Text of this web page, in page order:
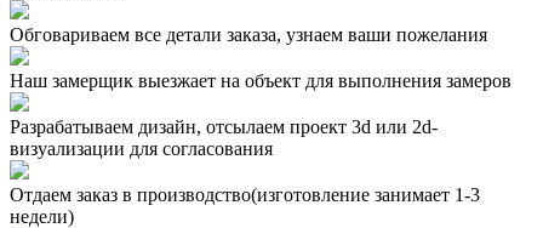
Обговариваем все детали заказа, узнаем ваши пожелания
Наш замерщик выезжает на объект для выполнения замеров
Разрабатываем дизайн, отсылаем проект 3d или 2d-
визуализации для согласования
Отдаем заказ в производство(изготовление занимает 1-3
недели)